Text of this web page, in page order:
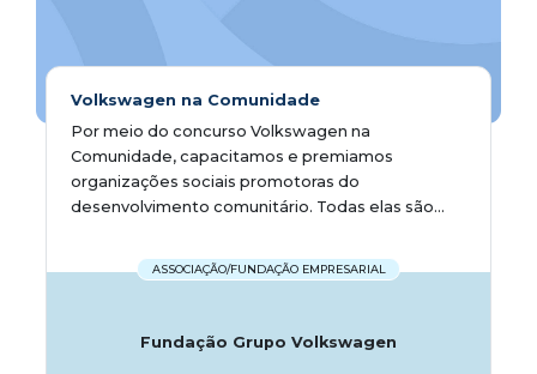
Volkswagen na Comunidade
Por meio do concurso Volkswagen na
Comunidade, capacitamos e premiamos
organizações sociais promotoras do
desenvolvimento comunitário. Todas elas são...
ASSOCIAÇÃO/FUNDAÇÃO EMPRESARIAL
Fundação Grupo Volkswagen